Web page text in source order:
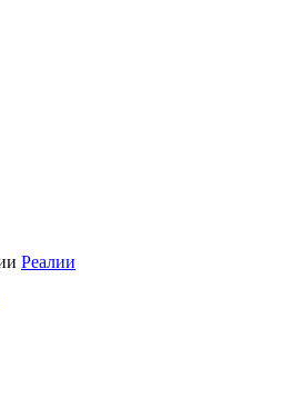
Реалии